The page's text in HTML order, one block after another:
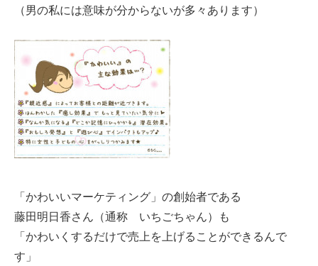
（男の私には意味が分からないが多々あります）
「かわいいマーケティング」の創始者である
藤田明日香さん（通称 いちごちゃん）も
「かわいくするだけで売上を上げることができるんで
す」